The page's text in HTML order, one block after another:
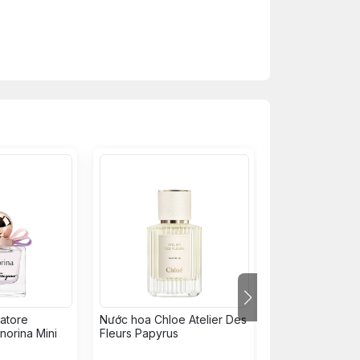
des Fleurs" danh giá ra mắt năm
một cách tinh tế. Nhưng rất nhanh,
mềm mại, kem mịn hòa quyện cùng
thêm vào một chút ẩm ướt, xanh mát
toàn phi giới tính. Nó dành cho
bao bọc, tựa như một cái ôm ấm áp
Mini
Nước hoa Chloe Atelier Des
Fleurs Papyrus